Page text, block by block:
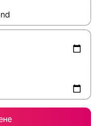
използвайте